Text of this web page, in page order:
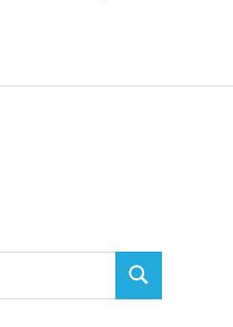
SEARCH